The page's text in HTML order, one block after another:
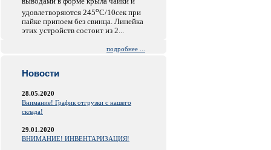
удовлетворяются 245oC/10сек при
пайке припоем без свинца. Линейка
этих устройств состоит из 2...
подробнее ...
Новости
28.05.2020
Внимание! График отгрузки с нашего
склада!
29.01.2020
ВНИМАНИЕ! ИНВЕНТАРИЗАЦИЯ!